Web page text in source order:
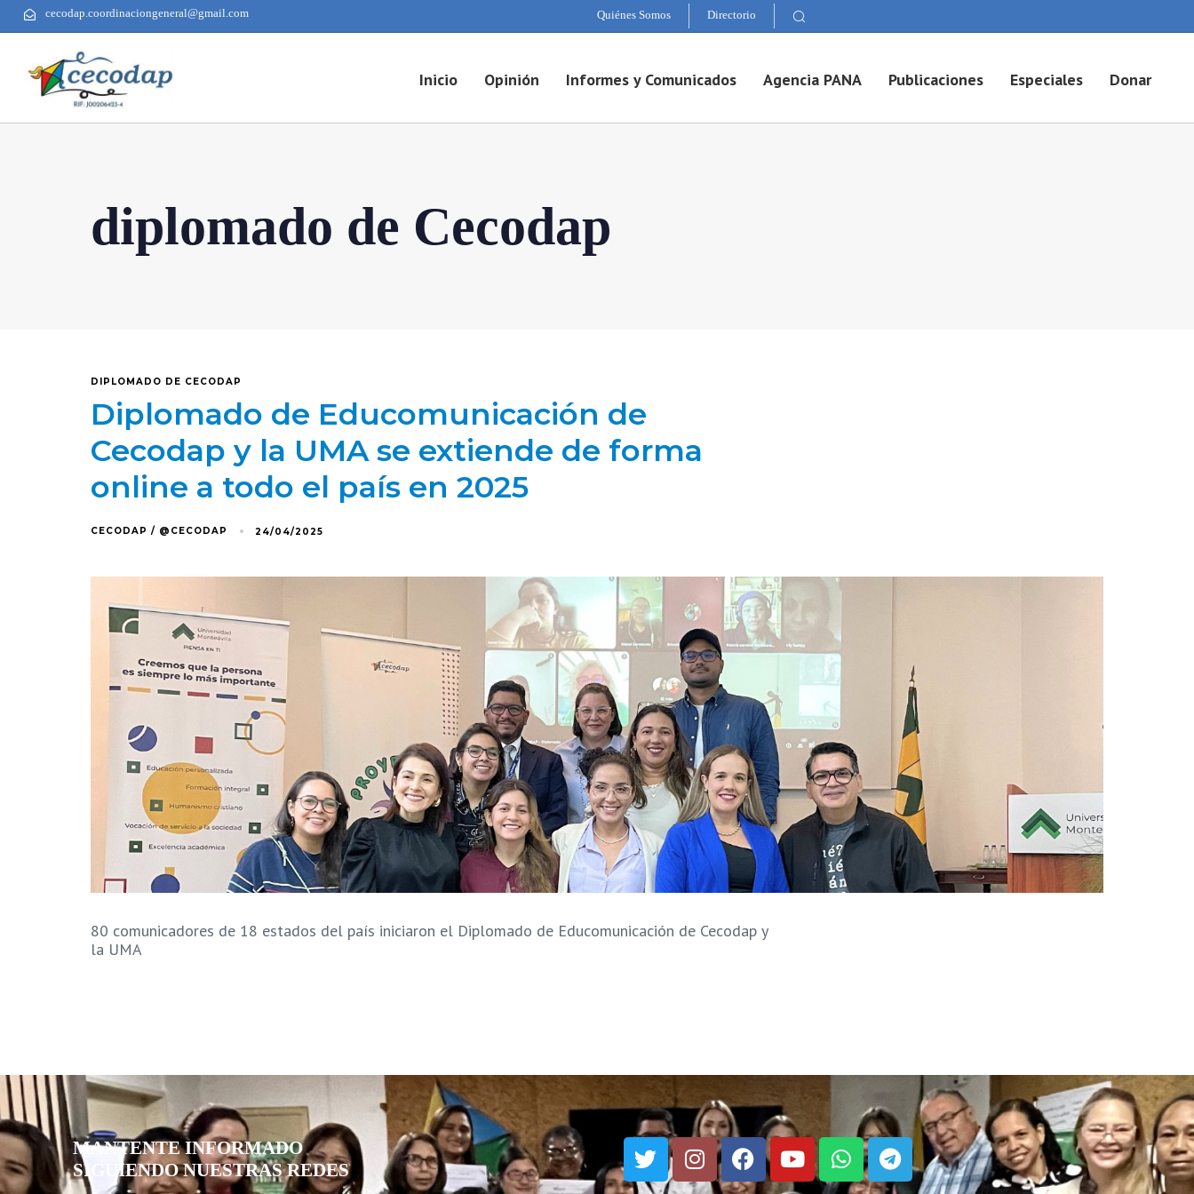
cecodap.coordinaciongeneral@gmail.com Quiénes Somos Directorio
Inicio Opinión Informes y Comunicados Agencia PANA Publicaciones Especiales Donar
diplomado de Cecodap
DIPLOMADO DE CECODAP
Diplomado de Educomunicación de
Cecodap y la UMA se extiende de forma
online a todo el país en 2025
CECODAP / @CECODAP 24/04/2025
80 comunicadores de 18 estados del país iniciaron el Diplomado de Educomunicación de Cecodap y
la UMA
MANTENTE INFORMADO
SIGUIENDO NUESTRAS REDES